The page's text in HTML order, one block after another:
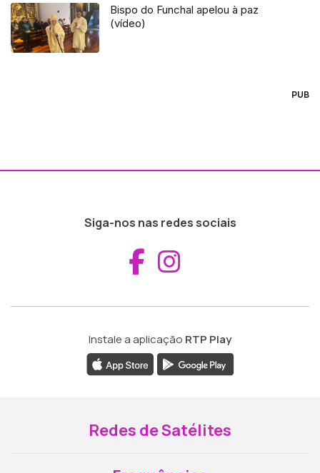
Bispo do Funchal apelou à paz
(vídeo)
PUB
Siga-nos nas redes sociais
Aceder ao
Instale a aplicação RTP Play
Redes de Satélites